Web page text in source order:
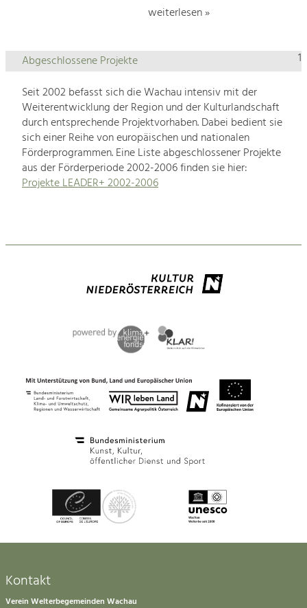
weiterlesen »
1
Abgeschlossene Projekte
Seit 2002 befasst sich die Wachau intensiv mit der
Weiterentwicklung der Region und der Kulturlandschaft
durch entsprechende Projektvorhaben. Dabei bedient sie
sich einer Reihe von europäischen und nationalen
Förderprogrammen. Eine Liste abgeschlossener Projekte
aus der Förderperiode 2002-2006 finden sie hier:
Projekte LEADER+ 2002-2006
Kontakt
Verein Welterbegemeinden Wachau